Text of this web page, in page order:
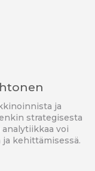
ja
strategisesta
voi
kehittämisessä.